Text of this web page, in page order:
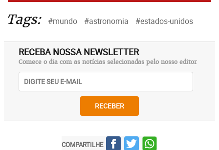
Tags: #mundo #astronomia #estados-unidos
RECEBA NOSSA NEWSLETTER
Comece o dia com as notícias selecionadas pelo nosso editor
RECEBER
COMPARTILHE